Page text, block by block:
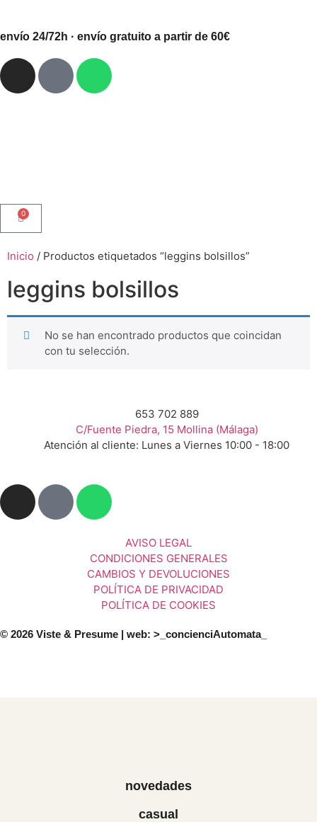
envío 24/72h · envío gratuito a partir de 60€
0
Inicio / Productos etiquetados “leggins bolsillos”
leggins bolsillos
No se han encontrado productos que coincidan
con tu selección.
653 702 889
C/Fuente Piedra, 15 Mollina (Málaga)
Atención al cliente: Lunes a Viernes 10:00 - 18:00
AVISO LEGAL
CONDICIONES GENERALES
CAMBIOS Y DEVOLUCIONES
POLÍTICA DE PRIVACIDAD
POLÍTICA DE COOKIES
© 2026 Viste & Presume | web: >_concienciAutomata_
novedades
casual